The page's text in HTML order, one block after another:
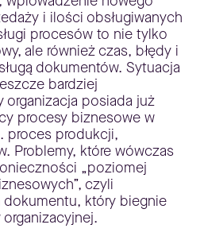
i ilości obsługiwanych
procesów to nie tylko
ale również czas, błędy i
dokumentów. Sytuacja
bardziej
posiada już
procesy biznesowe w
proces produkcji,
Problemy, które wówczas
„poziomej
czyli
dokumentu, który biegnie